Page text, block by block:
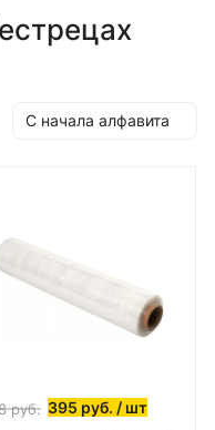
С начала алфавита
руб. 395 руб. / шт